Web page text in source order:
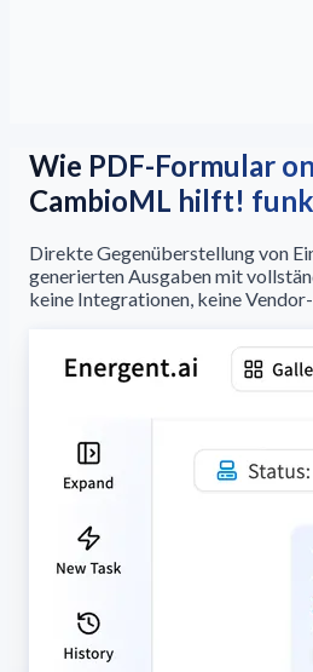
Wie PDF-Formular
CambioML hilft!
Direkte Gegenüberstellung von
generierten Ausgaben mit
keine Integrationen, keine